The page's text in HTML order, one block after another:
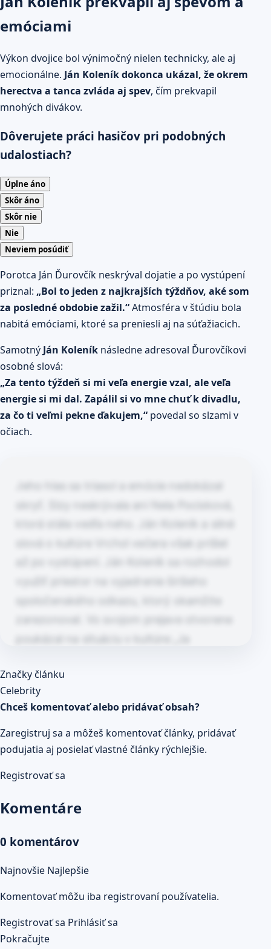
emóciami
Výkon dvojice bol výnimočný nielen technicky, ale aj
emocionálne. Ján Koleník dokonca ukázal, že okrem
herectva a tanca zvláda aj spev, čím prekvapil
mnohých divákov.
Dôverujete práci hasičov pri podobných
udalostiach?
Úplne áno
Skôr áno
Skôr nie
Nie
Neviem posúdiť
Porotca Ján Ďurovčík neskrýval dojatie a po vystúpení
priznal: „Bol to jeden z najkrajších týždňov, aké som
za posledné obdobie zažil.“Atmosféra v štúdiu bola
nabitá emóciami, ktoré sa preniesli aj na súťažiacich.
Samotný Ján Koleník následne adresoval Ďurovčíkovi
osobné slová:
„Za tento týždeň si mi veľa energie vzal, ale veľa
energie si mi dal. Zapálil si vo mne chuť k divadlu,
za čo ti veľmi pekne ďakujem,“ povedal so slzami v
očiach.
Článok pokračuje po kliknutí
Prečítaj celý článok
Značky článku
Celebrity
Chceš komentovať alebo pridávať obsah?
Zaregistruj sa a môžeš komentovať články, pridávať
podujatia aj posielať vlastné články rýchlejšie.
Registrovať sa
Komentáre
0 komentárov
Najnovšie Najlepšie
Komentovať môžu iba registrovaní používatelia.
Registrovať sa Prihlásiť sa
Pokračujte